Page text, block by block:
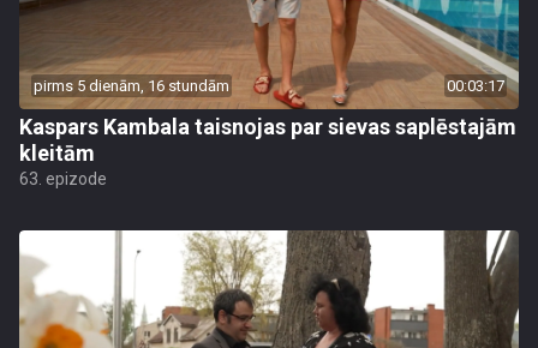
pirms 5 dienām, 16 stundām 00:03:17
Kaspars Kambala taisnojas par sievas saplēstajām
kleitām
63. epizode